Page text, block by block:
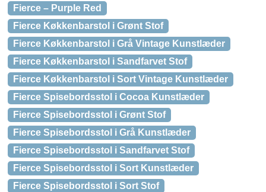
Fierce – Purple Red
Fierce Køkkenbarstol i Grønt Stof
Fierce Køkkenbarstol i Grå Vintage Kunstlæder
Fierce Køkkenbarstol i Sandfarvet Stof
Fierce Køkkenbarstol i Sort Vintage Kunstlæder
Fierce Spisebordsstol i Cocoa Kunstlæder
Fierce Spisebordsstol i Grønt Stof
Fierce Spisebordsstol i Grå Kunstlæder
Fierce Spisebordsstol i Sandfarvet Stof
Fierce Spisebordsstol i Sort Kunstlæder
Fierce Spisebordsstol i Sort Stof